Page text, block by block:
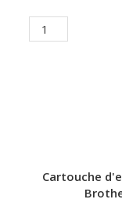
Cartouche